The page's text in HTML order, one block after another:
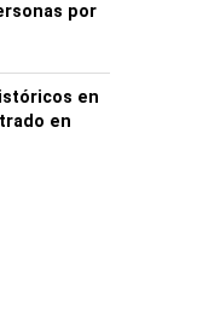
por
en
en